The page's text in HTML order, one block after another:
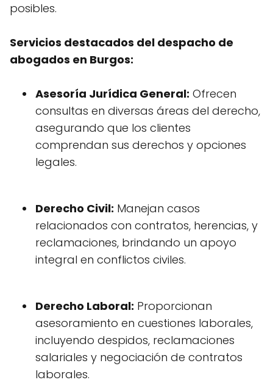
posibles.
Servicios destacados del despacho de
abogados en Burgos:
Asesoría Jurídica General: Ofrecen
consultas en diversas áreas del derecho,
asegurando que los clientes
comprendan sus derechos y opciones
legales.
Derecho Civil: Manejan casos
relacionados con contratos, herencias, y
reclamaciones, brindando un apoyo
integral en conflictos civiles.
Derecho Laboral: Proporcionan
asesoramiento en cuestiones laborales,
incluyendo despidos, reclamaciones
salariales y negociación de contratos
laborales.